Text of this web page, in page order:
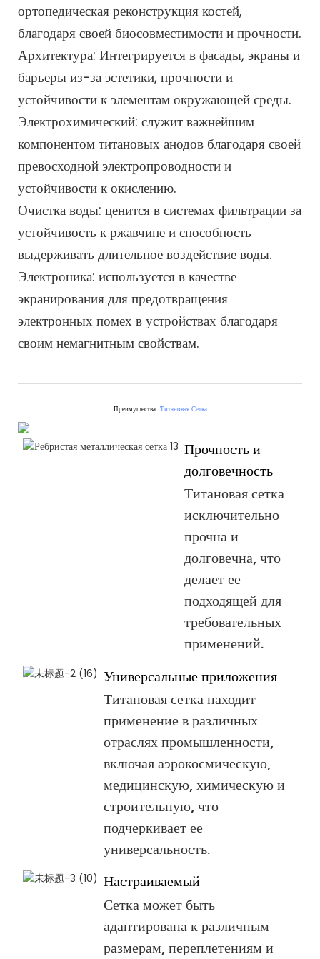
ортопедическая реконструкция костей,
благодаря своей биосовместимости и прочности.
Архитектура: Интегрируется в фасады, экраны и
барьеры из-за эстетики, прочности и
устойчивости к элементам окружающей среды.
Электрохимический: служит важнейшим
компонентом титановых анодов благодаря своей
превосходной электропроводности и
устойчивости к окислению.
Очистка воды: ценится в системах фильтрации за
устойчивость к ржавчине и способность
выдерживать длительное воздействие воды.
Электроника: используется в качестве
экранирования для предотвращения
электронных помех в устройствах благодаря
своим немагнитным свойствам.
Преимущества Титановая Сетка
Прочность и
долговечность
Титановая сетка
исключительно
прочна и
долговечна, что
делает ее
подходящей для
требовательных
применений.
Универсальные приложения
Титановая сетка находит
применение в различных
отраслях промышленности,
включая аэрокосмическую,
медицинскую, химическую и
строительную, что
подчеркивает ее
универсальность.
Настраиваемый
Сетка может быть
адаптирована к различным
размерам, переплетениям и